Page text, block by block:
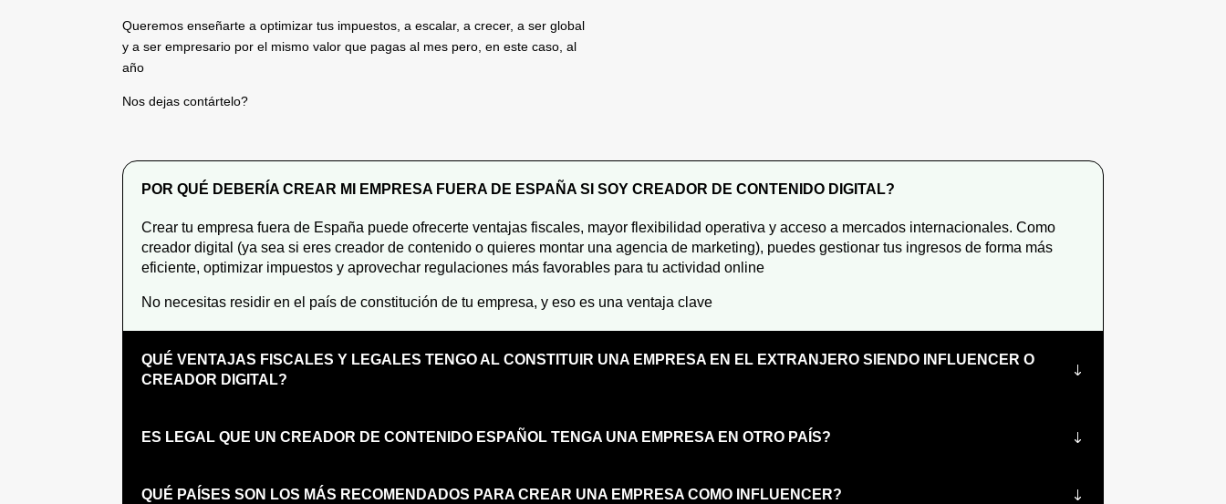
Queremos enseñarte a optimizar tus impuestos, a escalar, a crecer, a ser global
y a ser empresario por el mismo valor que pagas al mes pero, en este caso, al
año
Nos dejas contártelo?
POR QUÉ DEBERÍA CREAR MI EMPRESA FUERA DE ESPAÑA SI SOY CREADOR DE CONTENIDO DIGITAL?
Crear tu empresa fuera de España puede ofrecerte ventajas fiscales, mayor flexibilidad operativa y acceso a mercados internacionales. Como
creador digital (ya sea si eres creador de contenido o quieres montar una agencia de marketing), puedes gestionar tus ingresos de forma más
eficiente, optimizar impuestos y aprovechar regulaciones más favorables para tu actividad online
No necesitas residir en el país de constitución de tu empresa, y eso es una ventaja clave
QUÉ VENTAJAS FISCALES Y LEGALES TENGO AL CONSTITUIR UNA EMPRESA EN EL EXTRANJERO SIENDO INFLUENCER O
CREADOR DIGITAL?
ES LEGAL QUE UN CREADOR DE CONTENIDO ESPAÑOL TENGA UNA EMPRESA EN OTRO PAÍS?
QUÉ PAÍSES SON LOS MÁS RECOMENDADOS PARA CREAR UNA EMPRESA COMO INFLUENCER?